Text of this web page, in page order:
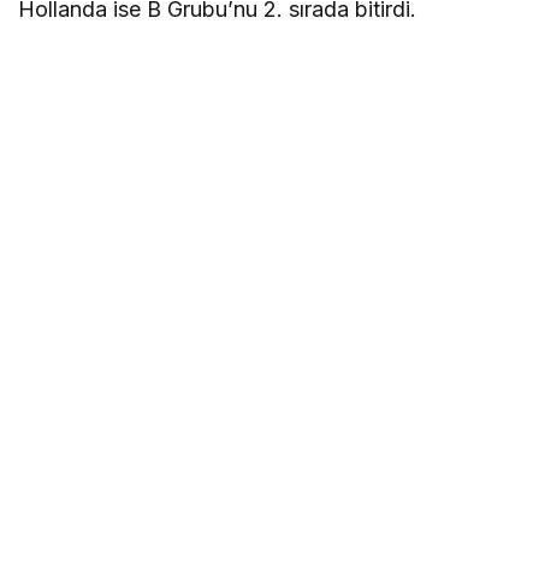
Hollanda ise B Grubu’nu 2. sırada bitirdi.